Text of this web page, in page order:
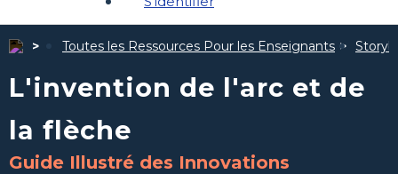
Toutes les Ressources Pour les Enseignants
L'invention de l'arc et de
la flèche
Guide Illustré des Innovations